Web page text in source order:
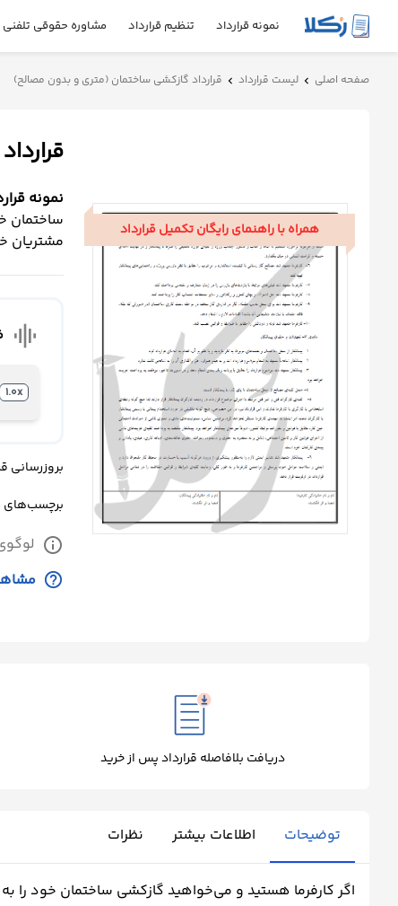
نمونه قرارداد تنظیم قرارداد مشاوره حقوقی تلفنی
نمونه
مشاوره
حقوقی
صفحه اصلی chevron_left لیست قرارداد chevron_left قرارداد گازکشی ساختمان (متری و بدون مصالح)
همراه با راهنمای رایگان تکمیل قرارداد
نمونه
ساختمان
مشتریان
graphic_eq
1.0x
بروزرسانی
info
help_outline
دریافت بلافاصله قرارداد پس از خرید
توضیحات اطلاعات بیشتر نظرات
اگر کارفرما هستید و می‌خواهید گازکشی ساختمان خود را